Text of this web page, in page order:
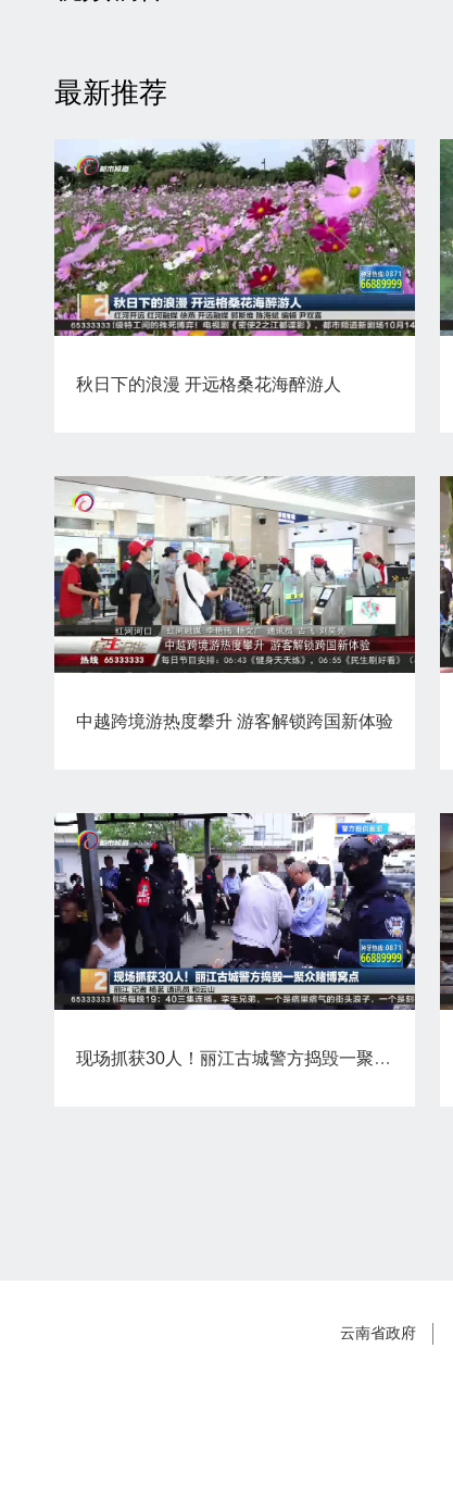
最新推荐
秋日下的浪漫 开远格桑花海醉游人
中越跨境游热度攀升 游客解锁跨国新体验
现场抓获30人！丽江古城警方捣毁一聚众赌博窝点
云南省政府